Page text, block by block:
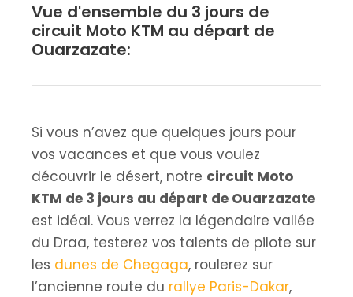
Vue d'ensemble du 3 jours de
circuit Moto KTM au départ de
Ouarzazate:
Si vous n’avez que quelques jours pour
vos vacances et que vous voulez
découvrir le désert, notre circuit Moto
KTM de 3 jours au départ de Ouarzazate
est idéal. Vous verrez la légendaire vallée
du Draa, testerez vos talents de pilote sur
les dunes de Chegaga, roulerez sur
l’ancienne route du rallye Paris-Dakar,